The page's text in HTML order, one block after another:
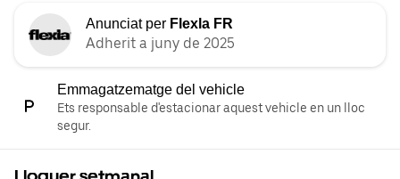
Anunciat per Flexla FR
Adherit a juny de 2025
Emmagatzematge del vehicle
Ets responsable d'estacionar aquest vehicle en un lloc
segur.